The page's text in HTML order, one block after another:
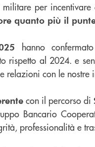
militare per
quanto più il
hanno
rispetto al 2024. e
relazioni con le nostre
con il percorso di
Bancario
professionalità e